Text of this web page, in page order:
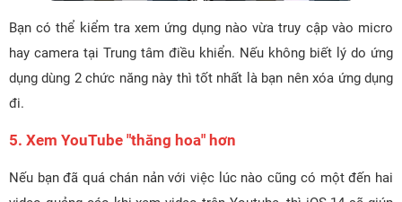
Bạn có thể kiểm tra xem ứng dụng nào vừa truy cập vào micro
hay camera tại Trung tâm điều khiển. Nếu không biết lý do ứng
dụng dùng 2 chức năng này thì tốt nhất là bạn nên xóa ứng dụng
đi.
5. Xem YouTube "thăng hoa" hơn
Nếu bạn đã quá chán nản với việc lúc nào cũng có một đến hai